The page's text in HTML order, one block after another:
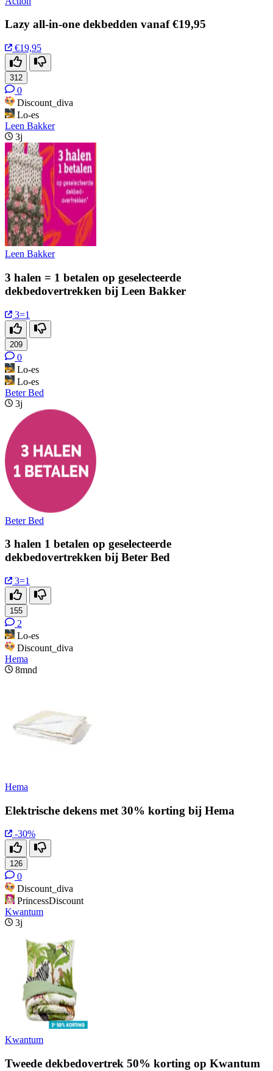
Lazy all-in-one dekbedden vanaf €19,95
€19,95
312
0
Discount_diva
Lo-es
Leen Bakker
3j
Leen Bakker
3 halen = 1 betalen op geselecteerde
dekbedovertrekken bij Leen Bakker
3=1
209
0
Lo-es
Lo-es
Beter Bed
3j
Beter Bed
3 halen 1 betalen op geselecteerde
dekbedovertrekken bij Beter Bed
3=1
155
2
Lo-es
Discount_diva
Hema
8mnd
Hema
Elektrische dekens met 30% korting bij Hema
-30%
126
0
Discount_diva
PrincessDiscount
Kwantum
3j
Kwantum
Tweede dekbedovertrek 50% korting op Kwantum